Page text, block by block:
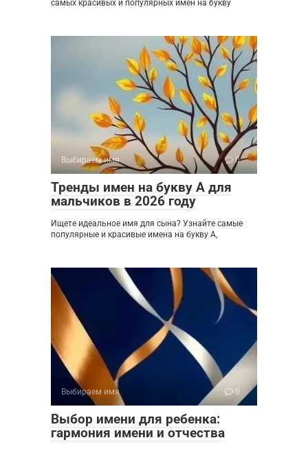
самых красивых и популярных имен на букву
Выбираем имя 0
Тренды имен на букву А для
мальчиков в 2026 году
Ищете идеальное имя для сына? Узнайте самые
популярные и красивые имена на букву А,
Выбираем имя 0
Выбор имени для ребенка:
гармония имени и отчества